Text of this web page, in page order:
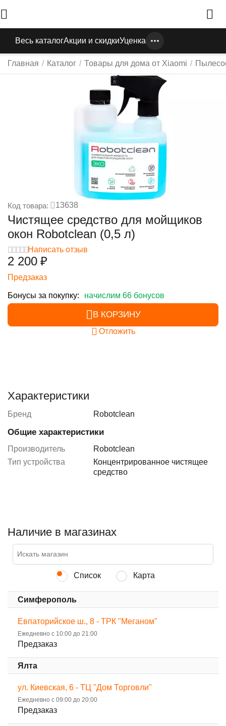
Весь каталогАкции и скидкиУценка
Главная / Каталог / Товары для дома от Xiaomi /
Код товара: 13638
Чистящее средство для мойщиков
окон Robotclean (0,5 л)
Написать отзыв
2 200 ₽
Предзаказ
Бонусы за покупку: начислим 66 бонусов
В КОРЗИНУ
Отложить
Характеристики
Бренд Robotclean
Общие характеристики
Производитель
Robotclean
Тип устройства
Концентрированное чистящее
средство
Наличие в магазинах
Список Карта
Симферополь
Евпаторийское ш., 8 - ТРК "Меганом"
Ежедневно с 10:00 до 21:00
Предзаказ
Ялта
ул. Киевская, 6 - ТЦ "Дом Торговли"
Ежедневно с 09:00 до 20:00
Предзаказ